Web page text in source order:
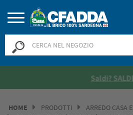
Saldi? SALDI! Fino al
HOME PRODOTTI
ARREDO CASA